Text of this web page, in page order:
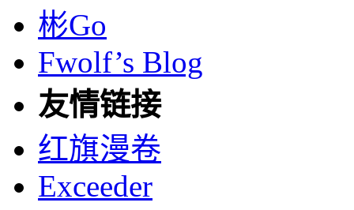
彬Go
Fwolf’s Blog
友情链接
红旗漫卷
Exceeder